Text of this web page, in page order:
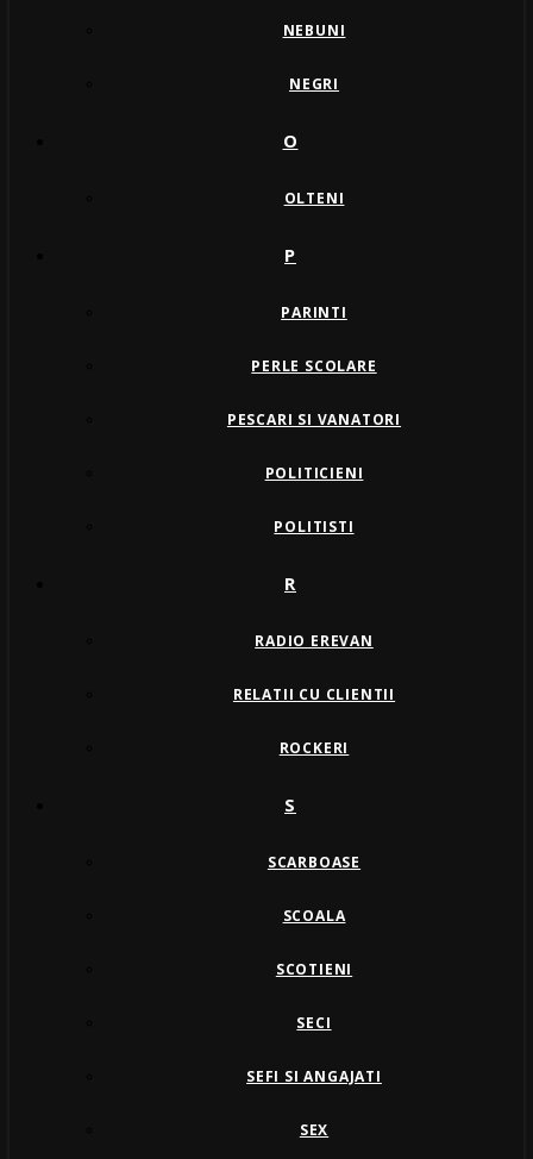
NEBUNI
NEGRI
O
OLTENI
P
PARINTI
PERLE SCOLARE
PESCARI SI VANATORI
POLITICIENI
POLITISTI
R
RADIO EREVAN
RELATII CU CLIENTII
ROCKERI
S
SCARBOASE
SCOALA
SCOTIENI
SECI
SEFI SI ANGAJATI
SEX